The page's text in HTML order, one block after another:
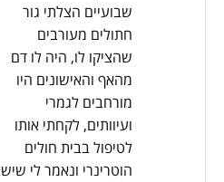
שבועיים הצלתי גור
חתולים מעורבים
שהציקו לו, היה לו דם
מהאף והאישונים היו
מורחבים לגמרי
ועיוותים, לקחתי אותו
לטיפול בבית חולים
הוטרינרי ונאמר לי שיש